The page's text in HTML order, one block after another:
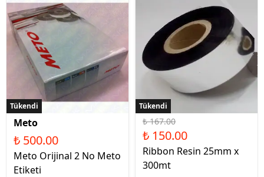
Tükendi
Meto
₺ 500.00
Meto Orijinal 2 No Meto
Etiketi
Tükendi
Tükendi
₺ 167.00
₺ 150.00
Ribbon Resin 25mm x
300mt